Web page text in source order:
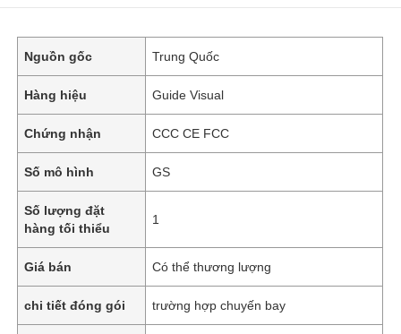
Nguồn gốc Trung Quốc
Hàng hiệu Guide Visual
Chứng nhận CCC CE FCC
Số mô hình GS
Số lượng đặt
hàng tối thiểu
1
Giá bán Có thể thương lượng
chi tiết đóng gói trường hợp chuyến bay